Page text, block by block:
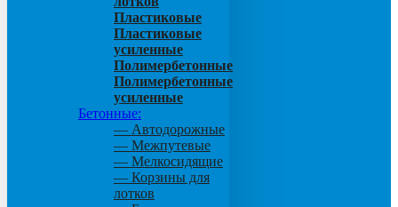
Пластиковые
Пластиковые
усиленные
Полимербетонные
Полимербетонные
усиленные
Бетонные:
— Автодорожные
— Межпутевые
— Мелкосидящие
— Корзины для
лотков